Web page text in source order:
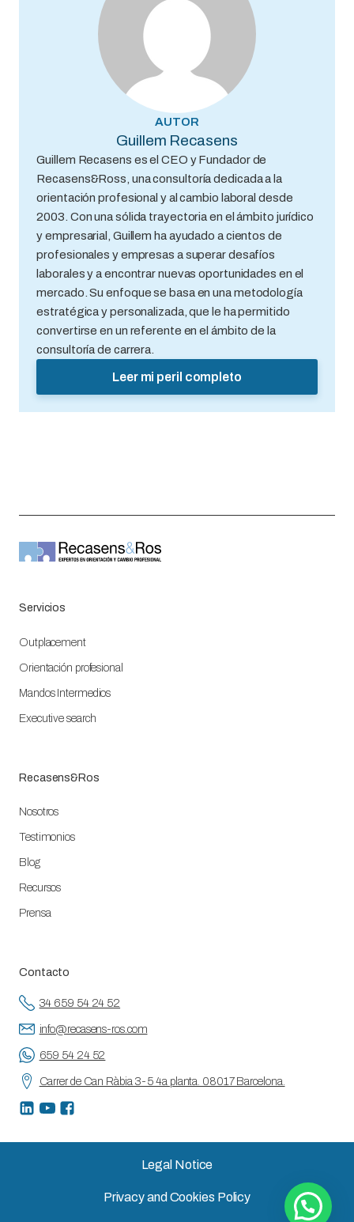
AUTOR
Guillem Recasens
Guillem Recasens es el CEO y Fundador de
Recasens&Ross, una consultoría dedicada a la
orientación profesional y al cambio laboral desde
2003. Con una sólida trayectoria en el ámbito jurídico
y empresarial, Guillem ha ayudado a cientos de
profesionales y empresas a superar desafíos
laborales y a encontrar nuevas oportunidades en el
mercado. Su enfoque se basa en una metodología
estratégica y personalizada, que le ha permitido
convertirse en un referente en el ámbito de la
consultoría de carrera.
Leer mi peril completo
Servicios
Outplacement
Orientación profesional
Mandos Intermedios
Executive search
Recasens&Ros
Nosotros
Testimonios
Blog
Recursos
Prensa
Contacto
34 659 54 24 52
info@recasens-ros.com
659 54 24 52
Carrer de Can Ràbia 3-5 4a planta. 08017 Barcelona.
Legal Notice
Privacy and Cookies Policy